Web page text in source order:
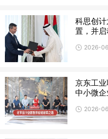
用、进出口、市场调控等迎来
此影响，相关产业存量矿权的
科思创
置，并
2026-
京东工
中小微
2026-